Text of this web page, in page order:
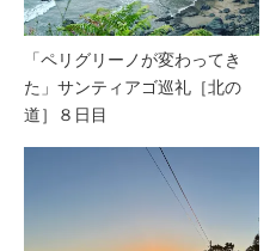
「ペリグリーノが変わってき
た」サンティアゴ巡礼［北の
道］８日目